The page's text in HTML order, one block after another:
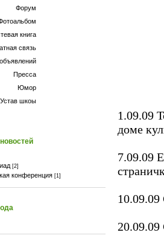
Форум
книга
связь
Пресса
Юмор
Устав шкоы
[2]
конференция [1]
1.09.09
доме
7.09.09
10.09.09
20.09.09